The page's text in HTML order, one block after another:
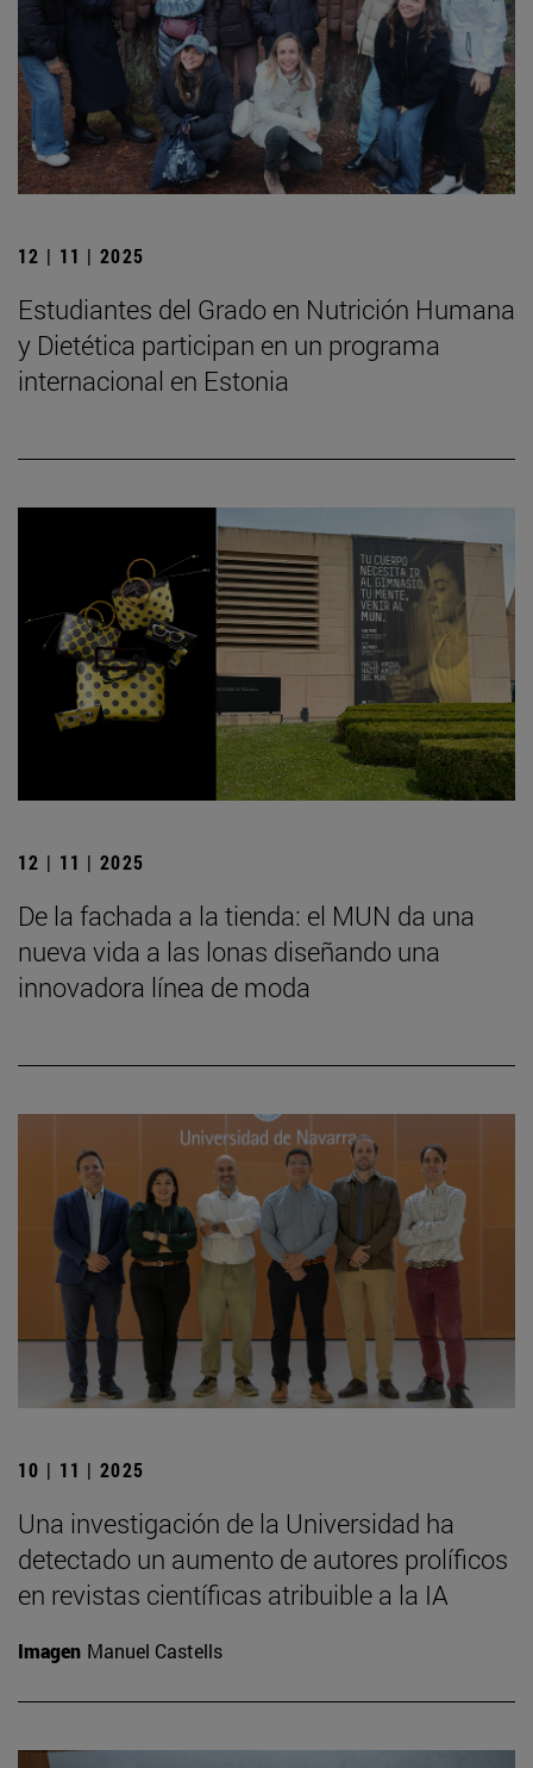
12 | 11 | 2025
Estudiantes del Grado en Nutrición Humana
y Dietética participan en un programa
internacional en Estonia
12 | 11 | 2025
De la fachada a la tienda: el MUN da una
nueva vida a las lonas diseñando una
innovadora línea de moda
10 | 11 | 2025
Una investigación de la Universidad ha
detectado un aumento de autores prolíficos
en revistas científicas atribuible a la IA
Imagen Manuel Castells